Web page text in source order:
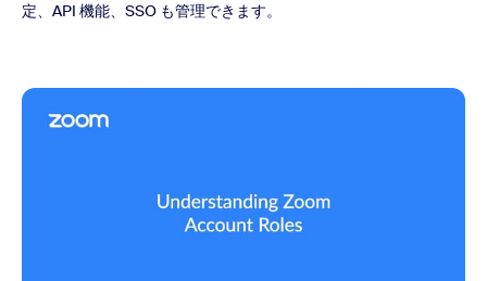
定、API 機能、SSO も管理できます。
今すぐ視聴